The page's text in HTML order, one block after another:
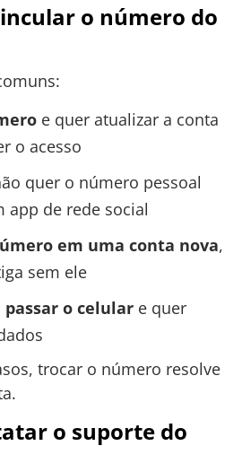
o número do
e quer atualizar a conta
o acesso
quer o número pessoal
app de rede social
em uma conta nova,
sem ele
o celulare quer
trocar o número resolve
o suporte do